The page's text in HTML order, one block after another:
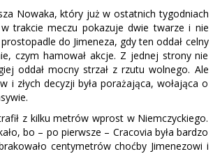
Nowaka, który już w ostatnich tygodniach
trakcie meczu pokazuje dwie twarze i nie
do Jimeneza, gdy ten oddał celny
czym hamował akcje. Z jednej strony nie
oddał mocny strzał z rzutu wolnego. Ale
złych decyzji była porażająca, wołająca o
z kilku metrów wprost w Niemczyckiego.
bo – po pierwsze – Cracovia była bardzo
centymetrów choćby Jimenezowi i